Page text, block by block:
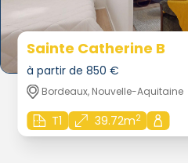
Sainte Catherine B
à partir de 850 €
Bordeaux, Nouvelle-Aquitaine
T1 39.72m2